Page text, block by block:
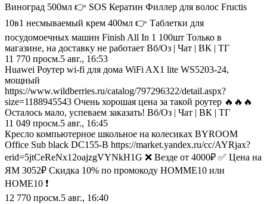
Виноград 500мл 👉 SOS Кератин Филлер для волос Fructis
10в1 несмываемый крем 400мл 👉 Таблетки для
посудомоечных машин Finish All In 1 100шт Только в
магазине, на доставку не работает Вб/Оз | Чат | ВК | ТГ
11 770 просм.5 авг., 16:53
Huawei Роутер wi-fi для дома WiFi AX1 lite WS5203-24,
мощный
https://www.wildberries.ru/catalog/797296322/detail.aspx?
size=1188945543 Очень хорошая цена за такой роутер 🔥🔥🔥
Осталось мало, успеваем заказать! Вб/Оз | Чат | ВК | ТГ
11 049 просм.5 авг., 16:45
Кресло компьютерное школьное на колесиках BYROOM
Office Sub black DC155-B https://market.yandex.ru/cc/AYRjax?
erid=5jtCeReNx12oajzgVYNkH1G ❌ Везде от 4000₽ ✅ Цена на
ЯМ 3052₽ Скидка 10% по промокоду HOMME10 или
HOME10 ❗️
12 770 просм.5 авг., 16:40